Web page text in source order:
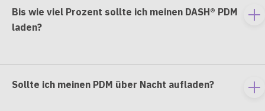
Bis wie viel Prozent sollte ich meinen DASH® PDM
laden?
Sollte ich meinen PDM über Nacht aufladen?